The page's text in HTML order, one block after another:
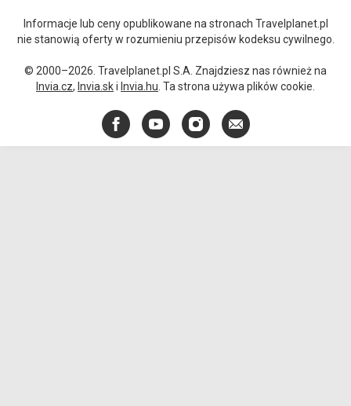
Informacje lub ceny opublikowane na stronach Travelplanet.pl
nie stanowią oferty w rozumieniu przepisów kodeksu cywilnego.
© 2000–2026. Travelplanet.pl S.A. Znajdziesz nas również na
Invia.cz, Invia.ski Invia.hu . Ta strona używa plików cookie.
FacebookYouTubeInstagram
E-
mail